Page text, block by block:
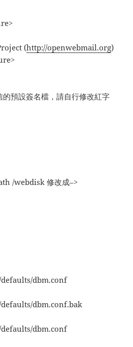
(http://openwebmail.org)
預設簽名檔，請自行修改紅字
/webdisk 修改成–>
dbm.conf
dbm.conf.bak
dbm.conf